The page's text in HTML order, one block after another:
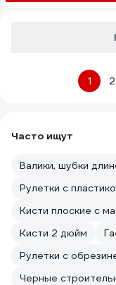
1 2
Часто ищут
Валики, шубки
Рулетки с
Кисти плоские с
Кисти 2 дюйм
Рулетки с
Черные